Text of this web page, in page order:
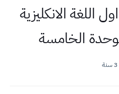
اللغة الانكليزية
الخامسة